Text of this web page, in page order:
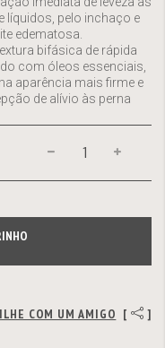
líquidos, pelo inchaço e
edematosa.
bifásica de rápida
com óleos essenciais,
aparência mais firme e
de alívio às perna
COM UM AMIGO [ ]